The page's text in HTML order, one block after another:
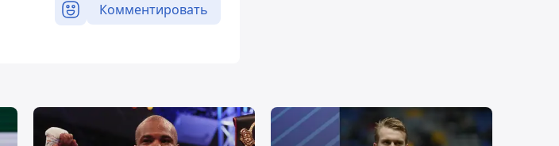
Комментировать